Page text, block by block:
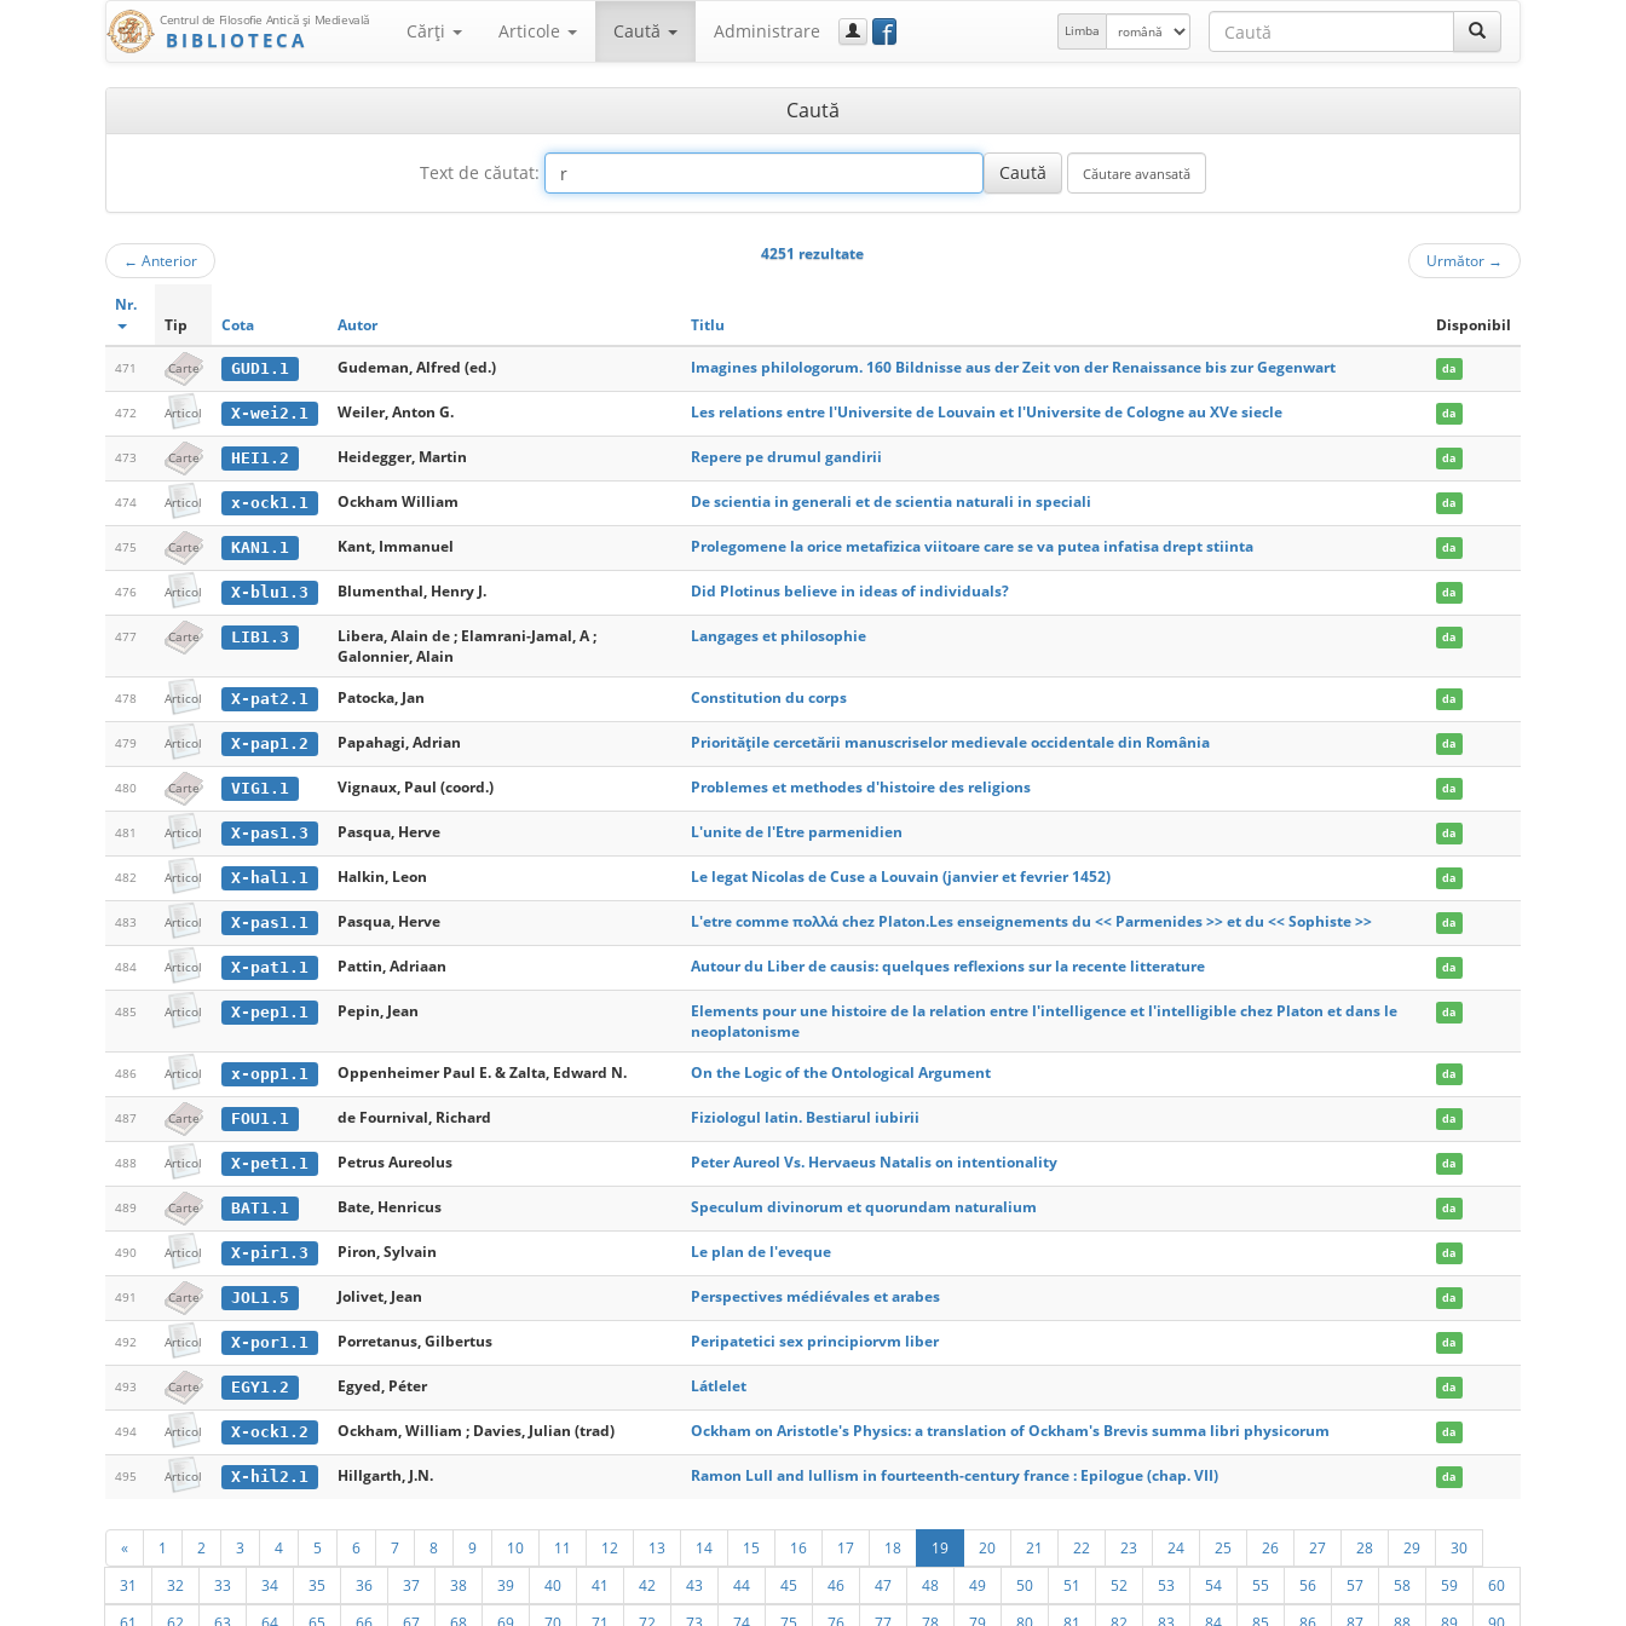
Centrul de Filosofie Antică şi Medievală
BIBLIOTECA Cărţi Articole Caută Administrare f Limba
Caută
Text de căutat:
← Anterior 4251 rezultate Următor →
Nr.
Tip
Cota Autor Titlu Disponibil
471 Carte GUD1.1 Gudeman, Alfred (ed.) Imagines philologorum. 160 Bildnisse aus der Zeit von der Renaissance bis zur Gegenwart da
472 Articol X-wei2.1 Weiler, Anton G. Les relations entre l'Universite de Louvain et l'Universite de Cologne au XVe siecle da
473 Carte HEI1.2 Heidegger, Martin Repere pe drumul gandirii da
474 Articol x-ock1.1 Ockham William De scientia in generali et de scientia naturali in speciali da
475 Carte KAN1.1 Kant, Immanuel Prolegomene la orice metafizica viitoare care se va putea infatisa drept stiinta da
476 Articol X-blu1.3 Blumenthal, Henry J. Did Plotinus believe in ideas of individuals? da
477 Carte LIB1.3
Libera, Alain de ; Elamrani-Jamal, A ;
Galonnier, Alain
Langages et philosophie da
478 Articol X-pat2.1 Patocka, Jan Constitution du corps da
479 Articol X-pap1.2 Papahagi, Adrian Prioritățile cercetării manuscriselor medievale occidentale din România da
480 Carte VIG1.1 Vignaux, Paul (coord.) Problemes et methodes d'histoire des religions da
481 Articol X-pas1.3 Pasqua, Herve L'unite de l'Etre parmenidien da
482 Articol X-hal1.1 Halkin, Leon Le legat Nicolas de Cuse a Louvain (janvier et fevrier 1452) da
483 Articol X-pas1.1 Pasqua, Herve L'etre comme πολλά chez Platon.Les enseignements du << Parmenides >> et du << Sophiste >> da
484 Articol X-pat1.1 Pattin, Adriaan Autour du Liber de causis: quelques reflexions sur la recente litterature da
485 Articol X-pep1.1 Pepin, Jean
Elements pour une histoire de la relation entre l'intelligence et l'intelligible chez Platon et dans le
neoplatonisme
da
486 Articol x-opp1.1 Oppenheimer Paul E. & Zalta, Edward N. On the Logic of the Ontological Argument da
487 Carte FOU1.1 de Fournival, Richard Fiziologul latin. Bestiarul iubirii da
488 Articol X-pet1.1 Petrus Aureolus Peter Aureol Vs. Hervaeus Natalis on intentionality da
489 Carte BAT1.1 Bate, Henricus Speculum divinorum et quorundam naturalium da
490 Articol X-pir1.3 Piron, Sylvain Le plan de l'eveque da
491 Carte JOL1.5 Jolivet, Jean Perspectives médiévales et arabes da
492 Articol X-por1.1 Porretanus, Gilbertus Peripatetici sex principiorvm liber da
493 Carte EGY1.2 Egyed, Péter Látlelet da
494 Articol X-ock1.2 Ockham, William ; Davies, Julian (trad) Ockham on Aristotle's Physics: a translation of Ockham's Brevis summa libri physicorum da
495 Articol X-hil2.1 Hillgarth, J.N. Ramon Lull and lullism in fourteenth-century france : Epilogue (chap. VII) da
« 1 2 3 4 5 6 7 8 9 10 11 12 13 14 15 16 17 18 19 20 21 22 23 24 25 26 27 28 29
30
31
32 33 34 35 36 37 38 39 40 41 42 43 44 45 46 47 48 49 50 51 52 53 54 55 56 57 58 59
60